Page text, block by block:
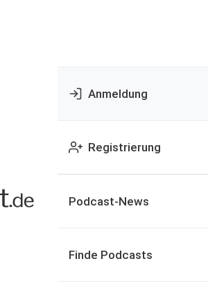
Anmeldung
Registrierung
Podcast-News
Finde Podcasts